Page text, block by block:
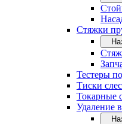
Стяжки
Тестеры
Тиски
Токарные
Удаление